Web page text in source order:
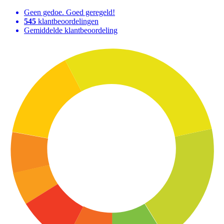
Geen gedoe. Goed geregeld!
545 klantbeoordelingen
Gemiddelde klantbeoordeling